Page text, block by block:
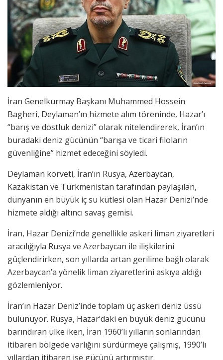
İran Genelkurmay Başkanı Muhammed Hossein
Bagheri, Deylaman’ın hizmete alım töreninde, Hazar’ı
“barış ve dostluk denizi” olarak nitelendirerek, İran’ın
buradaki deniz gücünün “barışa ve ticari filoların
güvenliğine” hizmet edeceğini söyledi.
Deylaman korveti, İran’ın Rusya, Azerbaycan,
Kazakistan ve Türkmenistan tarafından paylaşılan,
dünyanın en büyük iç su kütlesi olan Hazar Denizi’nde
hizmete aldığı altıncı savaş gemisi.
İran, Hazar Denizi’nde genellikle askeri liman ziyaretleri
aracılığıyla Rusya ve Azerbaycan ile ilişkilerini
güçlendirirken, son yıllarda artan gerilime bağlı olarak
Azerbaycan’a yönelik liman ziyaretlerini askıya aldığı
gözlemleniyor.
İran’ın Hazar Deniz’inde toplam üç askeri deniz üssü
bulunuyor. Rusya, Hazar’daki en büyük deniz gücünü
barındıran ülke iken, İran 1960’lı yılların sonlarından
itibaren bölgede varlığını sürdürmeye çalışmış, 1990’lı
yıllardan itibaren ise gücünü artırmıştır.